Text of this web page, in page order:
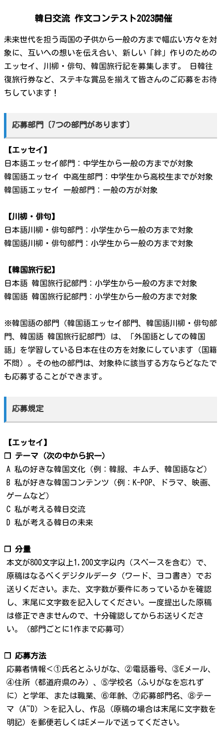
韓日交流 作文コンテスト2023開催
未来世代を担う両国の子供から一般の方まで幅広い方々を対
象に、互いへの想いを伝え合い、新しい「絆」作りのための
エッセイ、川柳・俳句、韓国旅行記を募集します。 日韓往
復旅行券など、ステキな賞品を揃えて皆さんのご応募をお待
ちしています！
応募部門〔7つの部門があります〕
【エッセイ】
日本語エッセイ部門：中学生から一般の方までが対象
韓国語エッセイ 中高生部門：中学生から高校生までが対象
韓国語エッセイ 一般部門：一般の方が対象
【川柳・俳句】
日本語川柳・俳句部門：小学生から一般の方まで対象
韓国語川柳・俳句部門：小学生から一般の方まで対象
【韓国旅行記】
日本語 韓国旅行記部門：小学生から一般の方まで対象
韓国語 韓国旅行記部門：小学生から一般の方まで対象
※韓国語の部門（韓国語エッセイ部門、韓国語川柳・俳句部
門、韓国語 韓国旅行記部門）は、「外国語としての韓国
語」を学習している日本在住の方を対象にしています（国籍
不問）。その他の部門は、対象枠に該当する方ならどなたで
も応募することができます。
応募規定
【エッセイ】
❐ テーマ（次の中から択一）
A 私の好きな韓国文化（例：韓服、キムチ、韓国語など）
B 私が好きな韓国コンテンツ（例：K-POP、ドラマ、映画、
ゲームなど）
C 私が考える韓日交流
D 私が考える韓日の未来
❐ 分量
本文が800文字以上1,200文字以内（スペースを含む）で、
原稿はなるべくデジタルデータ（ワード、ヨコ書き）でお
送りください。また、文字数が要件にあっているかを確認
し、末尾に文字数を記入してください。一度提出した原稿
は修正できませんので、十分確認してからお送りくださ
い。（部門ごとに1作まで応募可）
❐ 応募方法
応募者情報＜①氏名とふりがな、②電話番号、③Eメール、
④住所（都道府県のみ）、⑤学校名（ふりがなを忘れず
に）と学年、または職業、⑥年齢、⑦応募部門名、⑧テー
マ（A~D）＞を記入し、作品（原稿の場合は末尾に文字数を
明記）を郵便若しくはEメールで送ってください。